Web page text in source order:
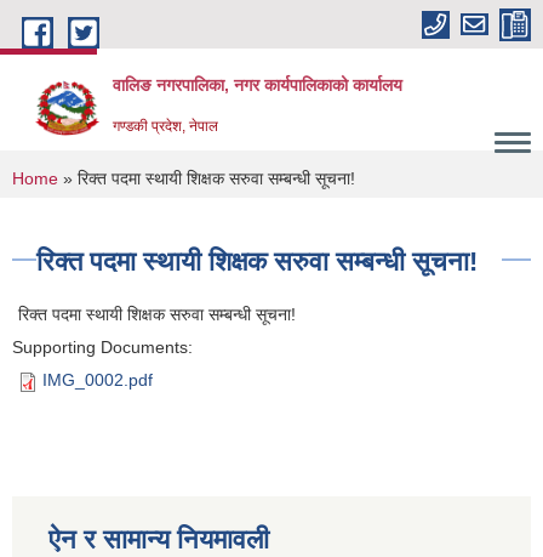
Skip to main content
वालिङ नगरपालिका, नगर कार्यपालिकाको कार्यालय
गण्डकी प्रदेश, नेपाल
You are here
Home » रिक्त पदमा स्थायी शिक्षक सरुवा सम्बन्धी सूचना!
रिक्त पदमा स्थायी शिक्षक सरुवा सम्बन्धी सूचना!
रिक्त पदमा स्थायी शिक्षक सरुवा सम्बन्धी सूचना!
Supporting Documents:
IMG_0002.pdf
ऐन र सामान्य नियमावली